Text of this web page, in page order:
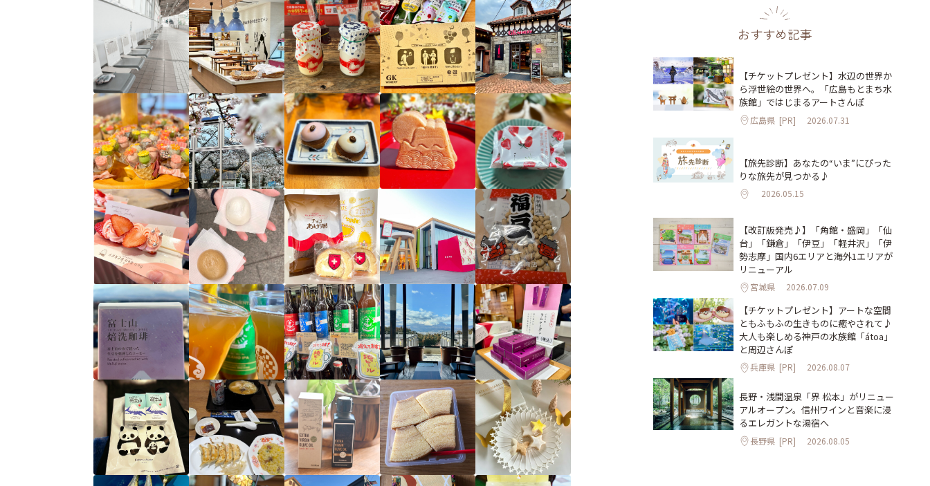
おすすめ記事
【チケットプレゼント】水辺の世界か
ら浮世絵の世界へ。「広島もとまち水
族館」ではじまるアートさんぽ
広島県 [PR] 2026.07.31
【旅先診断】あなたの“いま”にぴった
りな旅先が見つかる♪
2026.05.15
【改訂版発売♪】「角館・盛岡」「仙
台」「鎌倉」「伊豆」「軽井沢」「伊
勢志摩」国内6エリアと海外1エリアが
リニューアル
宮城県 2026.07.09
【チケットプレゼント】アートな空間
ともふもふの生きものに癒やされて♪
大人も楽しめる神戸の水族館「átoa」
と周辺さんぽ
兵庫県 [PR] 2026.08.07
長野・浅間温泉「界 松本」がリニュー
アルオープン。信州ワインと音楽に浸
るエレガントな湯宿へ
長野県 [PR] 2026.08.05